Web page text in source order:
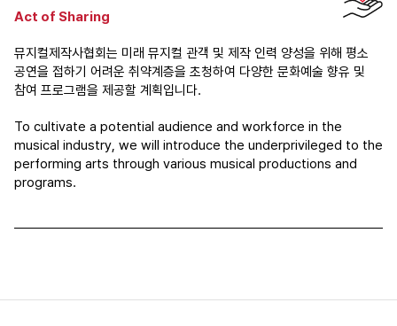
Act of Sharing
뮤지컬제작사협회는 미래 뮤지컬 관객 및 제작 인력 양성을 위해 평소
공연을 접하기 어려운 취약계층을 초청하여 다양한 문화예술 향유 및
참여 프로그램을 제공할 계획입니다.
To cultivate a potential audience and workforce in the
musical industry, we will introduce the underprivileged to the
performing arts through various musical productions and
programs.